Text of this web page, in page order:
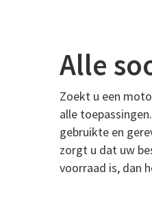
Alle
Zoekt u een
alle
gebruikte en
zorgt u dat uw
voorraad is, dan